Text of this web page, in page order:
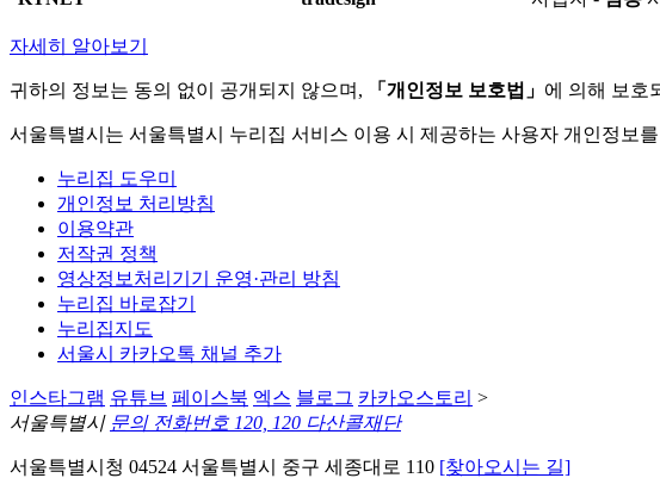
자세히 알아보기
귀하의 정보는 동의 없이 공개되지 않으며, 「개인정보 보호법」 에 의해 보호
서울특별시는 서울특별시 누리집 서비스 이용 시 제공하는 사용자 개인정보
누리집 도우미
개인정보 처리방침
이용약관
저작권 정책
영상정보처리기기 운영·관리 방침
누리집 바로잡기
누리집지도
서울시 카카오톡 채널 추가
인스타그램 유튜브 페이스북 엑스 블로그 카카오스토리 >
서울특별시 문의 전화번호 120, 120 다산콜재단
서울특별시청 04524 서울특별시 중구 세종대로 110 [찾아오시는 길]